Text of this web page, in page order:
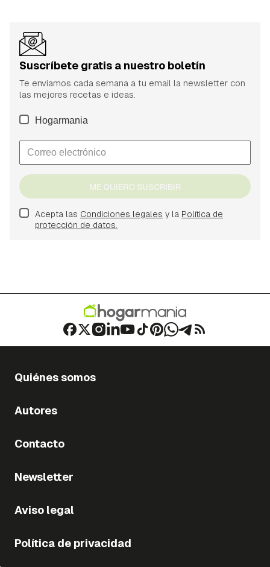
Suscríbete gratis a nuestro boletín
Te enviamos cada semana a tu email la newsletter con
las mejores recetas e ideas.
Hogarmania
ME QUIERO SUSCRIBIR
Acepta las Condiciones legales y la Política de
protección de datos.
Quiénes somos
Autores
Contacto
Newsletter
Aviso legal
Política de privacidad